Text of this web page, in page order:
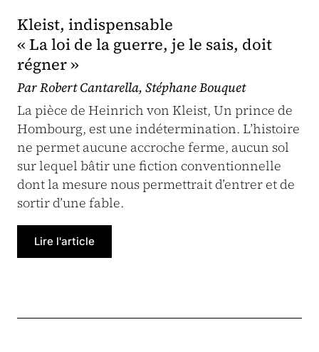
Kleist, indispensable
« La loi de la guerre, je le sais, doit
régner »
Par Robert Cantarella, Stéphane Bouquet
La pièce de Heinrich von Kleist, Un prince de
Hombourg, est une indétermination. L’histoire
ne permet aucune accroche ferme, aucun sol
sur lequel bâtir une fiction conventionnelle
dont la mesure nous permettrait d’entrer et de
sortir d’une fable.
Lire l'article